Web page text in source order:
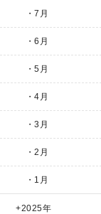
・7月
・6月
・5月
・4月
・3月
・2月
・1月
2025年